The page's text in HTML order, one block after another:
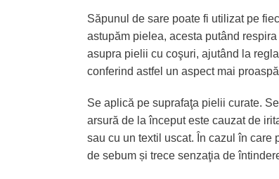
Săpunul de sare poate fi utilizat pe
astupăm pielea, acesta putând
asupra pielii cu coşuri, ajutând la
conferind astfel un aspect mai
Se aplică pe suprafaţa pielii curate.
arsură de la început este cauzat de
sau cu un textil uscat. În cazul în
de sebum și trece senzaţia de